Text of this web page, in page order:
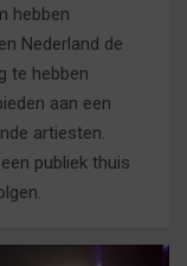
hebben
Nederland de
te hebben
aan een
artiesten.
publiek thuis